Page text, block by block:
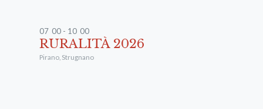
07 00 - 10 00
RURALITÀ 2026
Pirano, Strugnano